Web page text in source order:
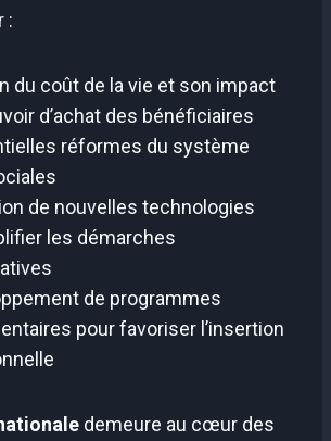
:
du coût de la vie et son impact
d’achat des bénéficiaires
réformes du système
de nouvelles technologies
les démarches
de programmes
pour favoriser l’insertion
demeure au cœur des